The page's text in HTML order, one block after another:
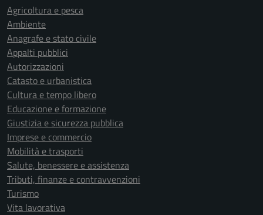
Agricoltura e pesca
Ambiente
Anagrafe e stato civile
Appalti pubblici
Autorizzazioni
Catasto e urbanistica
Cultura e tempo libero
Educazione e formazione
Giustizia e sicurezza pubblica
Imprese e commercio
Mobilità e trasporti
Salute, benessere e assistenza
Tributi, finanze e contravvenzioni
Turismo
Vita lavorativa